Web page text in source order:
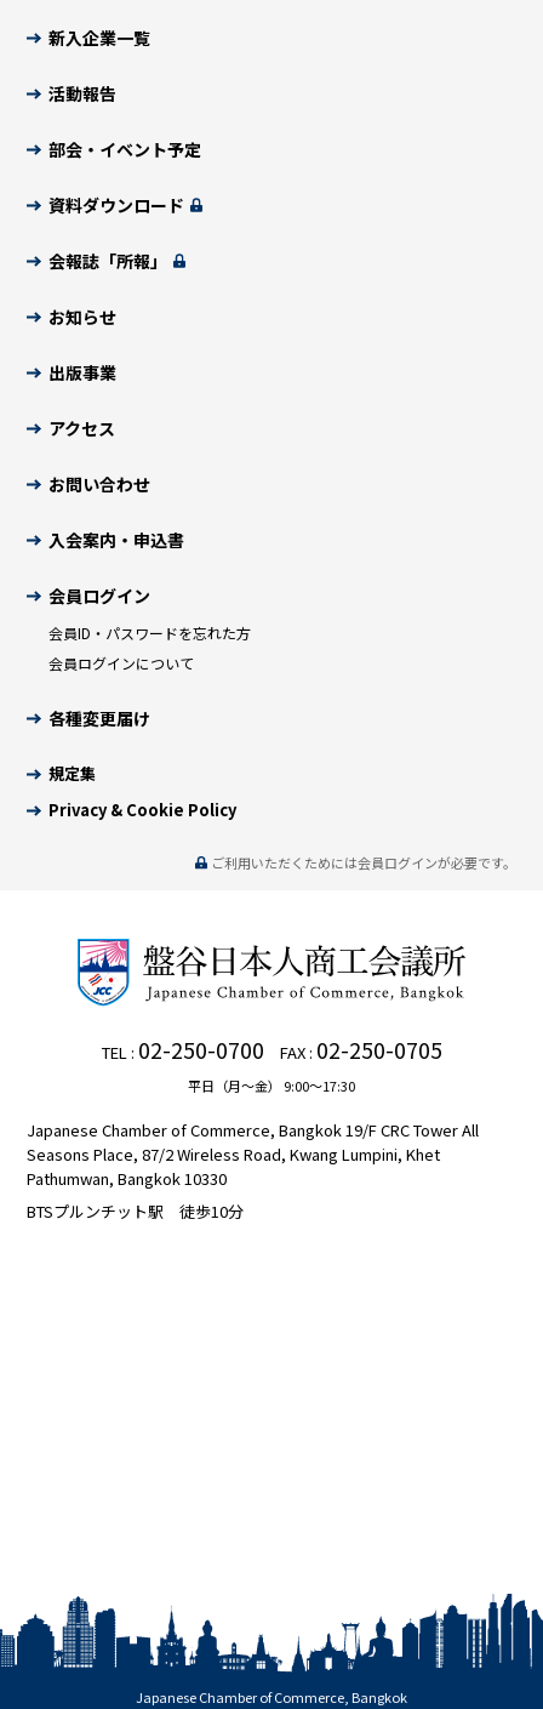
新入企業一覧
活動報告
部会・イベント予定
資料ダウンロード
会報誌「所報」
お知らせ
出版事業
アクセス
お問い合わせ
入会案内・申込書
会員ログイン
会員ID・パスワードを忘れた方
会員ログインについて
各種変更届け
規定集
Privacy & Cookie Policy
ご利用いただくためには会員ログインが必要です。
TEL : 02-250-0700 FAX : 02-250-0705
平日（月～金） 9:00～17:30
Japanese Chamber of Commerce, Bangkok 19/F CRC Tower All
Seasons Place, 87/2 Wireless Road, Kwang Lumpini, Khet
Pathumwan, Bangkok 10330
BTSプルンチット駅 徒歩10分
Japanese Chamber of Commerce, Bangkok